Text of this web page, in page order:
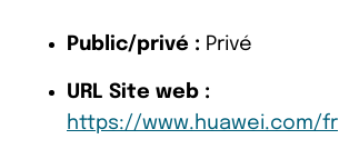
Public/privé : Privé
URL Site web :
https://www.huawei.com/fr